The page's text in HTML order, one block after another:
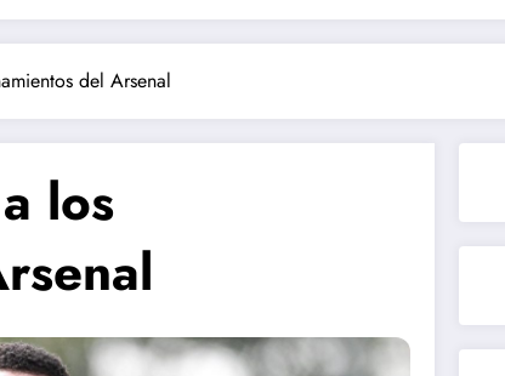
del Arsenal
los